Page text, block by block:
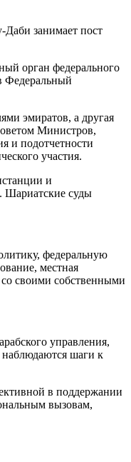
занимает пост
орган федерального
Федеральный
эмиратов, а другая
Министров,
и подотчетности
участия.
и
Шариатские суды
федеральную
местная
со своими собственными
управления,
наблюдаются шаги к
в поддержании
вызовам,